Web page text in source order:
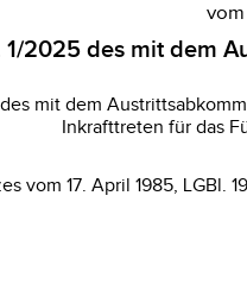
1/2025 des mit dem
mit dem
Inkrafttreten für das
vom 17. April 1985,